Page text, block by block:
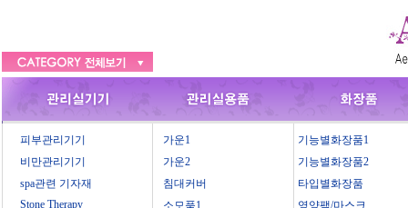
피부관리기기
비만관리기기
spa관련 기자재
Stone Therapy
가운1
가운2
침대커버
소모품1
기능별화장품1
기능별화장품2
타입별화장품
영양팩/마스크